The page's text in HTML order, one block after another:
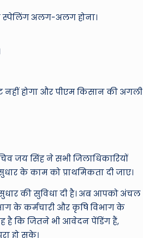
अलग-अलग होना।
नहीं होगा और पीएम किसान की अगली
जय सिंह ने सभी जिलाधिकारियों
के काम को प्राथमिकता दी जाए।
की सुविधा दी है। अब आपको अंचल
के कर्मचारी और कृषि विभाग के
है कि जितने भी आवेदन पेंडिंग हैं,
हो सके।